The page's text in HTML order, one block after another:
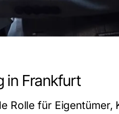
in Frankfurt
Rolle für Eigentümer,